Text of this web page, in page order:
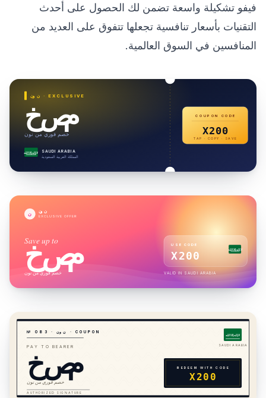
فيفو تشكيلة واسعة تضمن لك الحصول على أحدث
التقنيات بأسعار تنافسية تجعلها تتفوق على العديد من
المنافسين في السوق العالمية.
نون · EXCLUSIVE
خصم
خصم فوري من نون
لا إله إلا الله SAUDI ARABIA
المملكة العربية السعودية
COUPON CODE
X200
TAP · COPY · SAVE
ن نون
EXCLUSIVE OFFER
Save up to
خصم
خصم فوري من نون
USE CODE
X200
لا إله إلا الله
VALID IN SAUDI ARABIA
№ 0 8 3 · نون · COUPON
PAY TO BEARER
خصم
خصم فوري من نون
AUTHORIZED SIGNATURE
لا إله إلا الله
SAUDI ARABIA
REDEEM WITH CODE
X200